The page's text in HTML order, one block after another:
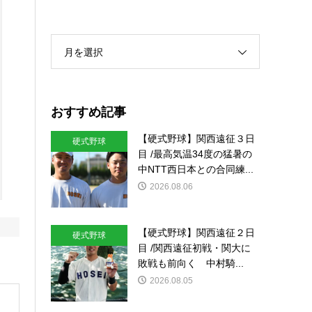
月を選択
おすすめ記事
硬式野球
【硬式野球】関西遠征３日
目 /最高気温34度の猛暑の
中NTT西日本との合同練...
2026.08.06
硬式野球
【硬式野球】関西遠征２日
目 /関西遠征初戦・関大に
敗戦も前向く 中村騎...
2026.08.05